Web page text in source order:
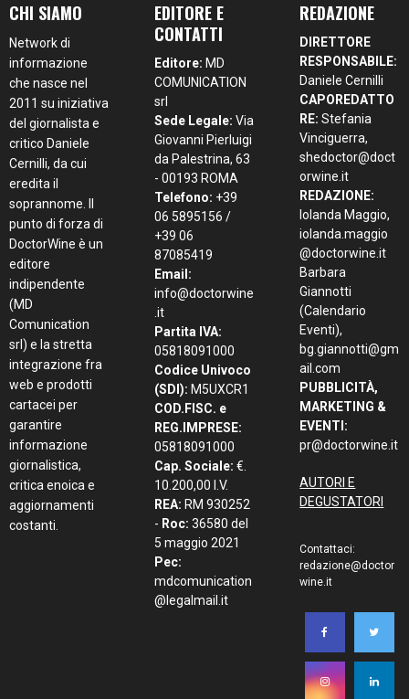
CHI SIAMO
Network di
informazione
che nasce nel
2011 su iniziativa
del giornalista e
critico Daniele
Cernilli, da cui
eredita il
soprannome. Il
punto di forza di
DoctorWine è un
editore
indipendente
(MD
Comunication
srl) e la stretta
integrazione fra
web e prodotti
cartacei per
garantire
informazione
giornalistica,
critica enoica e
aggiornamenti
costanti.
EDITORE E
CONTATTI
Editore: MD
COMUNICATION
srl
Sede Legale: Via
Giovanni Pierluigi
da Palestrina, 63
- 00193 ROMA
Telefono: +39
06 5895156 /
+39 06
87085419
Email:
info@doctorwine
.it
Partita IVA:
05818091000
Codice Univoco
(SDI): M5UXCR1
COD.FISC. e
REG.IMPRESE:
05818091000
Cap. Sociale: €.
10.200,00 I.V.
REA: RM 930252
- Roc: 36580 del
5 maggio 2021
Pec:
mdcomunication
@legalmail.it
REDAZIONE
DIRETTORE
RESPONSABILE:
Daniele Cernilli
CAPOREDATTO
RE: Stefania
Vinciguerra,
shedoctor@doct
orwine.it
REDAZIONE:
Iolanda Maggio,
iolanda.maggio
@doctorwine.it
Barbara
Giannotti
(Calendario
Eventi),
bg.giannotti@gm
ail.com
PUBBLICITÀ,
MARKETING &
EVENTI:
pr@doctorwine.it
AUTORI E
DEGUSTATORI
Contattaci:
redazione@doctor
wine.it